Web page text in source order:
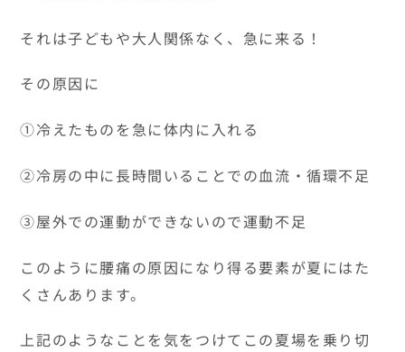
それは子どもや大人関係なく、急に来る！
その原因に
➀冷えたものを急に体内に入れる
➁冷房の中に長時間いることでの血流・循環不足
➂屋外での運動ができないので運動不足
このように腰痛の原因になり得る要素が夏にはた
くさんあります。
上記のようなことを気をつけてこの夏場を乗り切